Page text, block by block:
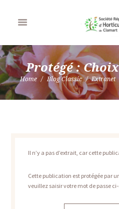
Protégé :
Home Blog Classic Extranet
Il n’y a pas d’extrait, car cette
Cette publication est protégée par
veuillez saisir votre mot de passe ci-